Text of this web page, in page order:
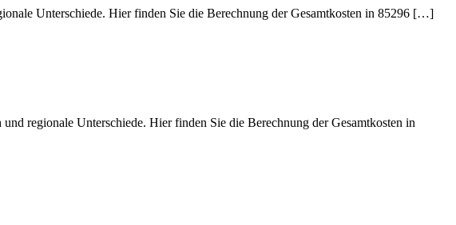
Unterschiede. Hier finden Sie die Berechnung der Gesamtkosten in 85296 […]
regionale Unterschiede. Hier finden Sie die Berechnung der Gesamtkosten in